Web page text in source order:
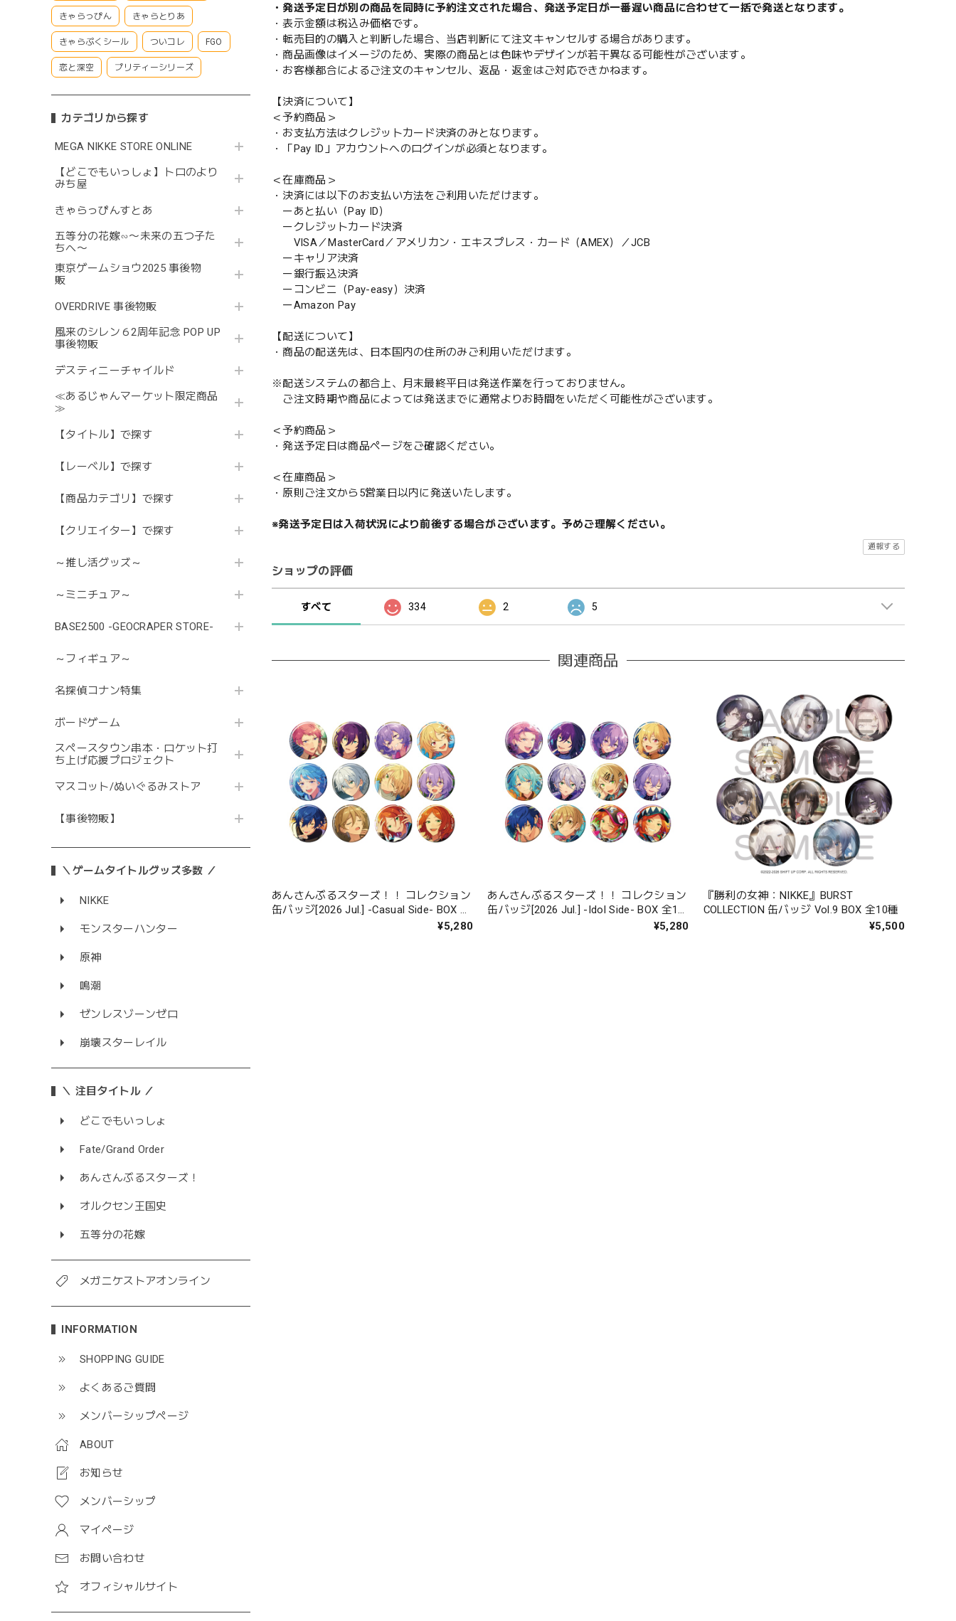
きゃらっぴん きゃらとりあ
きゃらぷくシール ついコレ FGO
恋と深空 プリティーシリーズ
カテゴリから探す
MEGA NIKKE STORE ONLINE
【どこでもいっしょ】トロのより
みち屋
きゃらっぴんすとあ
五等分の花嫁∽〜未来の五つ子た
ちへ〜
東京ゲームショウ2025 事後物
販
OVERDRIVE 事後物販
風来のシレン６2周年記念 POP UP
事後物販
デスティニーチャイルド
≪あるじゃんマーケット限定商品
≫
【タイトル】で探す
【レーベル】で探す
【商品カテゴリ】で探す
【クリエイター】で探す
～推し活グッズ～
～ミニチュア～
BASE2500 -GEOCRAPER STORE-
～フィギュア～
名探偵コナン特集
ボードゲーム
スペースタウン串本・ロケット打
ち上げ応援プロジェクト
マスコット/ぬいぐるみストア
【事後物販】
＼ゲームタイトルグッズ多数 ／
NIKKE
モンスターハンター
原神
鳴潮
ゼンレスゾーンゼロ
崩壊スターレイル
＼ 注目タイトル ／
どこでもいっしょ
Fate/Grand Order
あんさんぶるスターズ！
オルクセン王国史
五等分の花嫁
メガニケストアオンライン
INFORMATION
SHOPPING GUIDE
よくあるご質問
メンバーシップページ
ABOUT
お知らせ
メンバーシップ
マイページ
お問い合わせ
オフィシャルサイト
・発送予定日が別の商品を同時に予約注文された場合、発送予定日が一番遅い商品に合わせて一括で発送となります。
・表示金額は税込み価格です。
・転売目的の購入と判断した場合、当店判断にて注文キャンセルする場合があります。
・商品画像はイメージのため、実際の商品とは色味やデザインが若干異なる可能性がございます。
・お客様都合によるご注文のキャンセル、返品・返金はご対応できかねます。
【決済について】
＜予約商品＞
・お支払方法はクレジットカード決済のみとなります。
・「Pay ID」アカウントへのログインが必須となります。
＜在庫商品＞
・決済には以下のお支払い方法をご利用いただけます。
ーあと払い（Pay ID）
ークレジットカード決済
VISA／MasterCard／アメリカン・エキスプレス・カード（AMEX）／JCB
ーキャリア決済
ー銀行振込決済
ーコンビニ（Pay-easy）決済
ーAmazon Pay
【配送について】
・商品の配送先は、日本国内の住所のみご利用いただけます。
※配送システムの都合上、月末最終平日は発送作業を行っておりません。
ご注文時期や商品によっては発送までに通常よりお時間をいただく可能性がございます。
＜予約商品＞
・発送予定日は商品ページをご確認ください。
＜在庫商品＞
・原則ご注文から5営業日以内に発送いたします。
※発送予定日は入荷状況により前後する場合がございます。予めご理解ください。
通報する
ショップの評価
すべて 334 2 5
関連商品
あんさんぶるスターズ！！ コレクション
缶バッジ[2026 Jul.] -Casual Side- BOX 全
¥5,280
あんさんぶるスターズ！！ コレクション
缶バッジ[2026 Jul.] -Idol Side- BOX 全12
¥5,280
『勝利の女神：NIKKE』BURST
COLLECTION 缶バッジ Vol.9 BOX 全10種
¥5,500